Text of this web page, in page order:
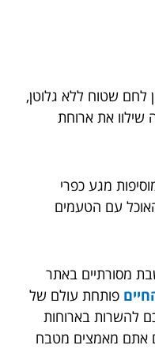
לחם שטוח ללא גלוטן,
שילוו את ארוחת
מגע כפרי
עם הטעמים
מסורתיים באתר
פותחת עולם של
להשרות בארוחות
אם אתם מאמצים מטבח